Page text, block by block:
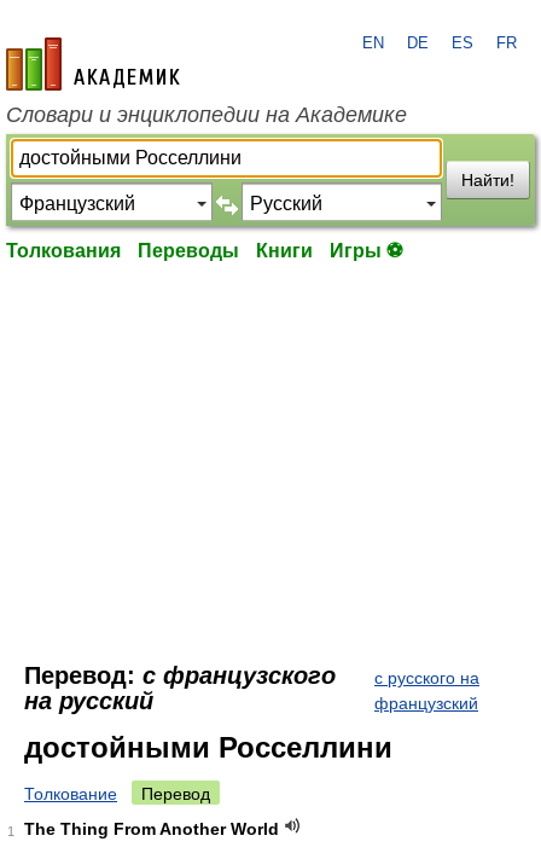
academic.ru
EN DE ES FR
Словари и энциклопедии на Академике
Найти!
Толкования Переводы Книги Игры ⚽
Перевод: с французского
на русский
с русского на
французский
достойными Росселлини
Толкование Перевод
1
The Thing From Another World